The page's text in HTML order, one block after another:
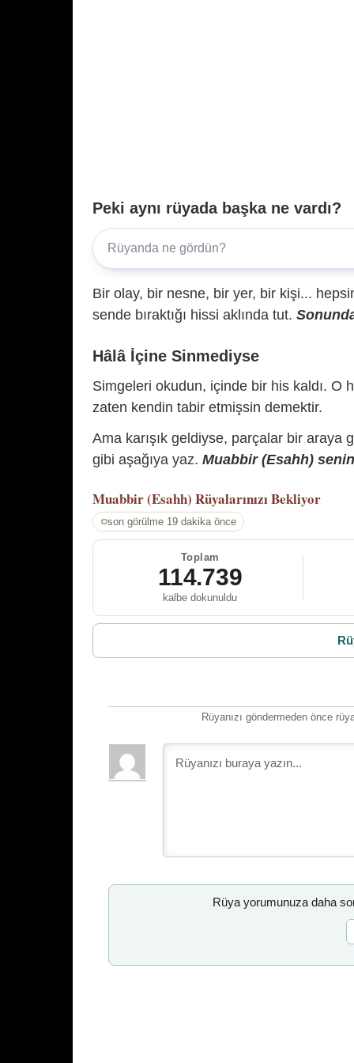
Peki aynı rüyada başka ne vardı?
Bir olay, bir nesne, bir yer, bir kişi...
sende bıraktığı hissi aklında tut.
Hâlâ İçine Sinmediyse
Simgeleri okudun, içinde bir his kaldı. O
zaten kendin tabir etmişsin demektir.
Ama karışık geldiyse, parçalar bir araya
gibi aşağıya yaz. Muabbir (Esahh)
Muabbir (Esahh) Rüyalarınızı Bekliyor
son görülme 19 dakika önce
Toplam
114.739
kalbe dokunuldu
Rüyanızı göndermeden önce
Rüya yorumunuza daha